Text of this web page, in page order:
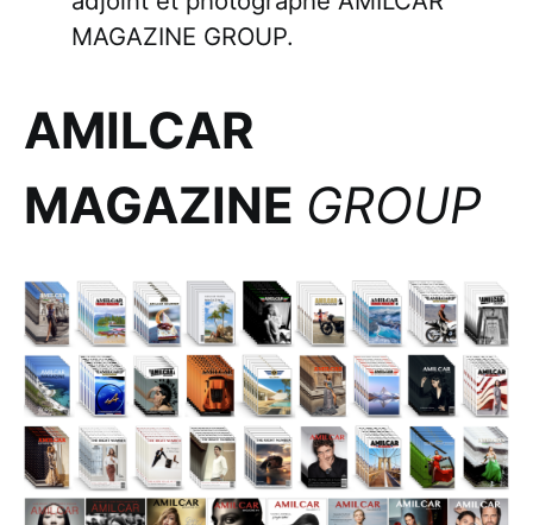
MAGAZINE GROUP.
AMILCAR
MAGAZINE GROUP